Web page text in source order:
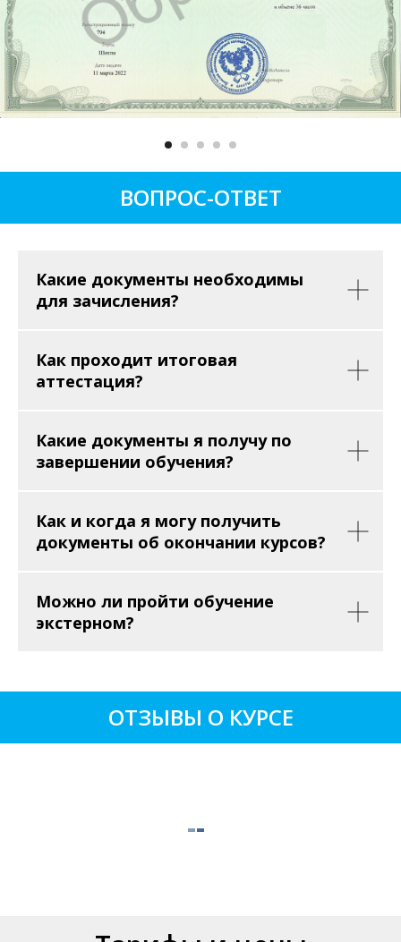
ВОПРОС-ОТВЕТ
Какие документы необходимы
для зачисления?
Как проходит итоговая
аттестация?
Какие документы я получу по
завершении обучения?
Как и когда я могу получить
документы об окончании курсов?
Можно ли пройти обучение
экстерном?
ОТЗЫВЫ О КУРСЕ